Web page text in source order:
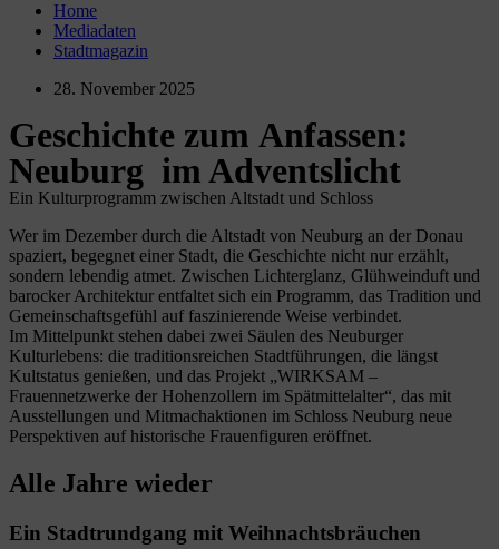
Home
Mediadaten
Stadtmagazin
28. November 2025
Geschichte zum Anfassen:
Neuburg im Adventslicht
Ein Kulturprogramm zwischen Altstadt und Schloss
Wer im Dezember durch die Altstadt von Neuburg an der Donau
spaziert, begegnet einer Stadt, die Geschichte nicht nur erzählt,
sondern lebendig atmet. Zwischen Lichterglanz, Glühweinduft und
barocker Architektur entfaltet sich ein Programm, das Tradition und
Gemeinschaftsgefühl auf faszinierende Weise verbindet.
Im Mittelpunkt stehen dabei zwei Säulen des Neuburger
Kulturlebens: die traditionsreichen Stadtführungen, die längst
Kultstatus genießen, und das Projekt „WIRKSAM –
Frauennetzwerke der Hohenzollern im Spätmittelalter“, das mit
Ausstellungen und Mitmachaktionen im Schloss Neuburg neue
Perspektiven auf historische Frauenfiguren eröffnet.
Alle Jahre wieder
Ein Stadtrundgang mit Weihnachtsbräuchen